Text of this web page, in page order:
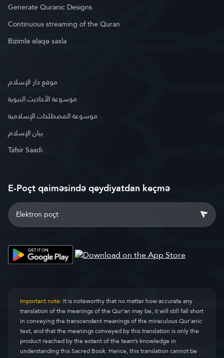
Generate Quranic Designs
Continuous streaming of the Quran
Bizimlə əlaqə saxla
موقع دار الإسلام
موسوعة الأحاديث النبوية
موسوعة المصطلحات الإسلامية
بيان الإسلام
Tafsir Saadi
E-Poçt qaiməsində qeydiyatdan keçmə
Important note:It is noteworthy that no matter how accurate any
translation of the meanings of the Qur’an may be, it will still fall short
in conveying the transcendent meanings of the miraculous Qur’anic
text, and that the meanings conveyed by this translation is only the
product reached by the extent of the team’s knowledge in
understanding this Sacred Book. Hence, this translation cannot be